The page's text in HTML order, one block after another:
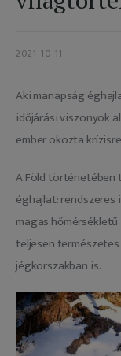
2021-10-11
Aki manapság
időjárási viszonyok
ember okozta
A Föld
éghajlat:
magas
teljesen
jégkorszakban is.